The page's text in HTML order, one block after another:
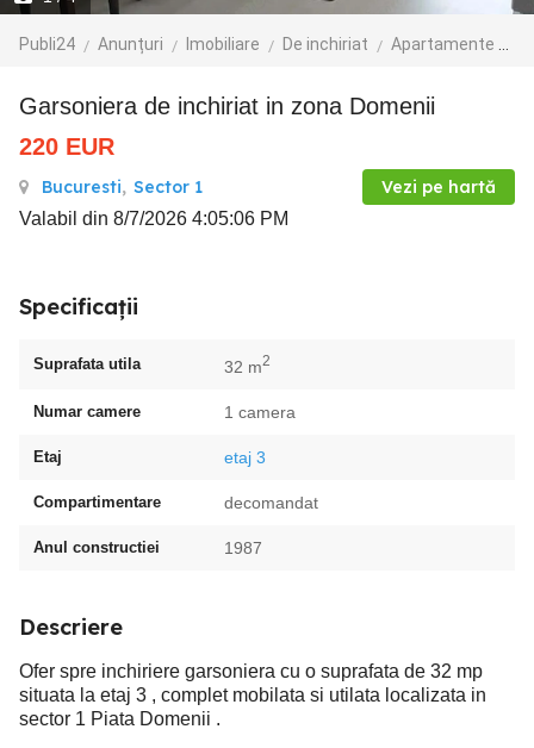
Publi24 Anunțuri Imobiliare De inchiriat Apartamente de inchiriat
Garsoniera de inchiriat in zona Domenii
220 EUR
Bucuresti, Sector 1 Vezi pe hartă
Valabil din 8/7/2026 4:05:06 PM
Specificații
Suprafata utila 32 m2
Numar camere 1 camera
Etaj etaj 3
Compartimentare decomandat
Anul constructiei 1987
Descriere
Ofer spre inchiriere garsoniera cu o suprafata de 32 mp
situata la etaj 3 , complet mobilata si utilata localizata in
sector 1 Piata Domenii .